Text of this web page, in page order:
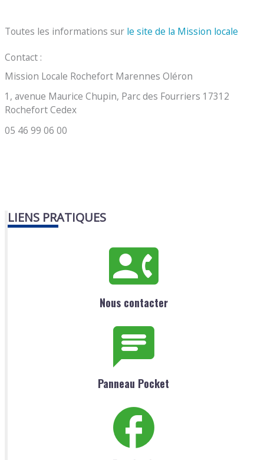
Toutes les informations sur le site de la Mission locale
Contact :
Mission Locale Rochefort Marennes Oléron
1, avenue Maurice Chupin, Parc des Fourriers 17312
Rochefort Cedex
05 46 99 06 00
LIENS PRATIQUES
Nous contacter
Panneau Pocket